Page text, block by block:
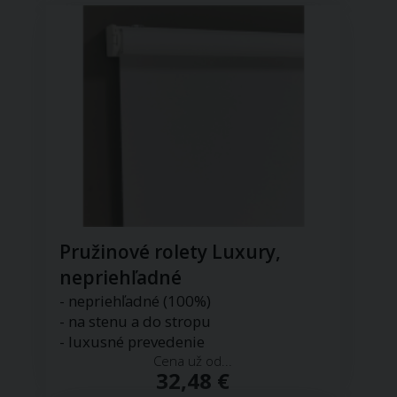
Pružinové rolety Luxury,
nepriehľadné
- nepriehľadné (100%)
- na stenu a do stropu
- luxusné prevedenie
Cena už od...
32,48 €